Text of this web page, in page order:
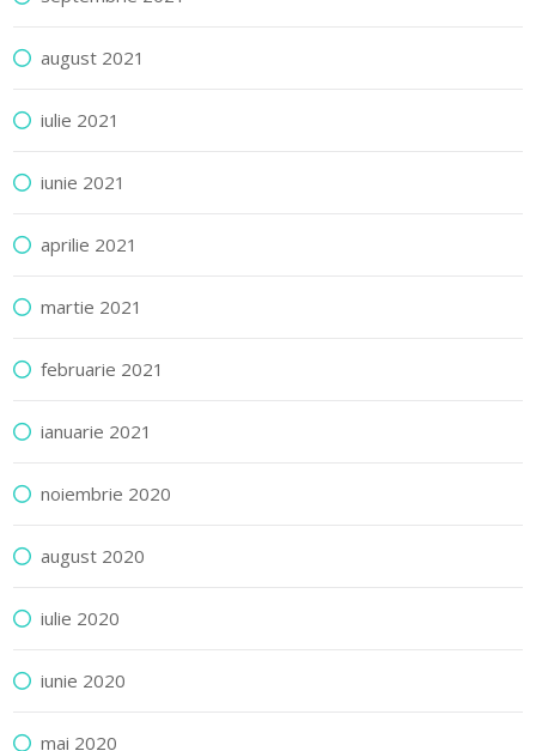
august 2021
iulie 2021
iunie 2021
aprilie 2021
martie 2021
februarie 2021
ianuarie 2021
noiembrie 2020
august 2020
iulie 2020
iunie 2020
mai 2020